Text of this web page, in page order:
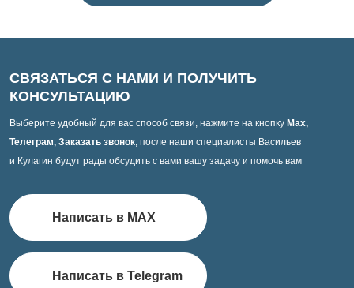
СВЯЗАТЬСЯ С НАМИ И ПОЛУЧИТЬ
КОНСУЛЬТАЦИЮ
Выберите удобный для вас способ связи, нажмите на кнопку Max,
Телеграм, Заказать звонок, после наши специалисты Васильев
и Кулагин будут рады обсудить с вами вашу задачу и помочь вам
Написать в MAX
Написать в Telegram